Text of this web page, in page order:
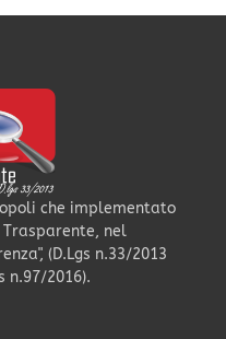
che implementato
nel
(D.Lgs n.33/2013
n.97/2016).